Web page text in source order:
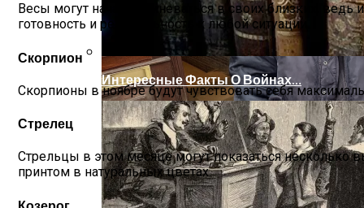
Интересные Факты О Войнах…
Весы могут начать сомневаться в своих близких,
готовность и решительность к любой ситуации.
Скорпион
Скорпионы в ноябре будут чувствовать себя
Стрелец
Стрельцы в этом месяце могут показаться
принтом в натуральных цветах.
Козерог